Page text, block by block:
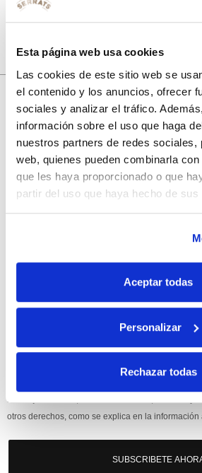
Esta página web usa cookies
Las cookies de este sitio web se
el contenido y los anuncios, ofrecer
sociales y analizar el tráfico.
información sobre el uso que haga
nuestros partners de redes sociales,
web, quienes pueden combinarla
que les haya proporcionado o que
partir del uso que haya hecho de
Aceptar todas
Personalizar
Rechazar todas
10% de
con tu primera
Apúntatea nuestra newsletter para
Si, he leído y acepto la política de
Responsable: HIJOS DE JOSÉ SERRATS S.A.
mensajería online, derechos: Acceder, rectificar y
otros derechos, como se explica en la información
SUBSCRIBETE